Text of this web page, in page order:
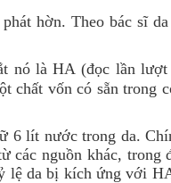
hờn. Theo bác sĩ
nó là HA (đọc lần lượt
chất vốn có sẵn trong
6 lít nước trong da.
các nguồn khác, trong
lệ da bị kích ứng với